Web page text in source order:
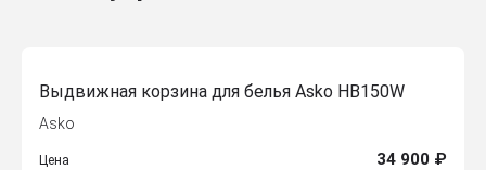
Выдвижная корзина для белья Asko HB150W
Asko
Цена 34 900 ₽